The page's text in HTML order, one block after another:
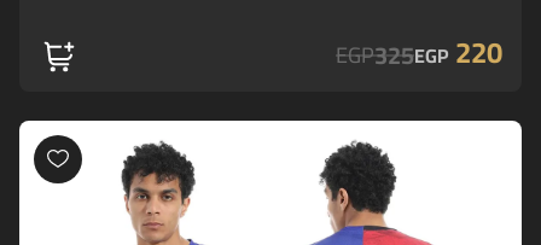
220
EGP
325
EGP